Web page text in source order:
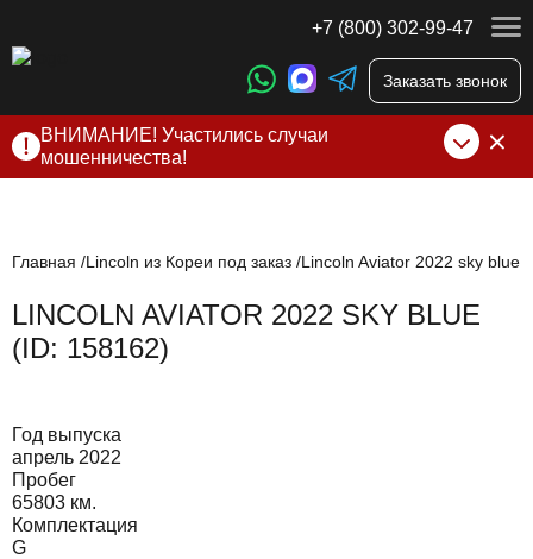
+7 (800) 302-99-47
Заказать звонок
ВНИМАНИЕ! Участились случаи
мошенничества!
нами по официальнымконтактам , указанным в соц сетях
Главная Lincoln из Кореи под заказ Lincoln Aviator 2022 sky blue
LINCOLN AVIATOR 2022 SKY BLUE
(ID: 158162)
Год выпуска
апрель 2022
Пробег
65803 км.
Комплектация
G